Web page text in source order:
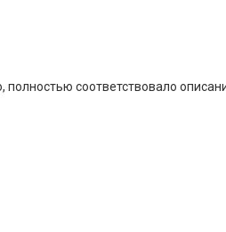
соответствовало